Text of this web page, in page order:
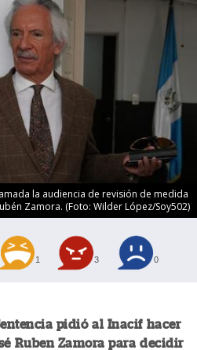
la audiencia de revisión de medida
Zamora. (Foto: Wilder López/Soy502)
1 3 0
pidió al Inacif hacer
Ruben Zamora para decidir